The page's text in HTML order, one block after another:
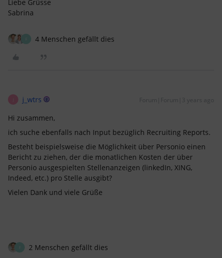
Liebe Grüsse
Sabrina
4 Menschen gefällt dies
j_wtrs Forum|Forum|3 years ago
Hi zusammen,
ich suche ebenfalls nach Input bezüglich Recruiting Reports.
Besteht beispielsweise die Möglichkeit über Personio einen
Bericht zu ziehen, der die monatlichen Kosten der über
Personio ausgespielten Stellenanzeigen (linkedIn, XING,
Indeed, etc.) pro Stelle ausgibt?
Vielen Dank und viele Grüße
2 Menschen gefällt dies